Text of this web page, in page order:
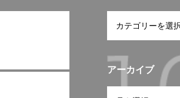
アーカイブ